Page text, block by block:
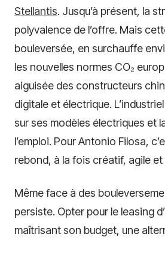
Stellantis. Jusqu’à présent, la
polyvalence de l’offre. Mais
bouleversée, en surchauffe
les nouvelles normes CO₂
aiguisée des constructeurs
digitale et électrique.
sur ses modèles électriques et
l’emploi. Pour Antonio Filosa,
rebond, à la fois créatif, agile et
Même face à des
persiste. Opter pour le leasing
maîtrisant son budget, une